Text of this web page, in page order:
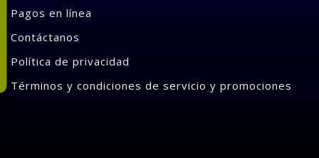
Pagos en línea
Contáctanos
Política de privacidad
Términos y condiciones de servicio y promociones